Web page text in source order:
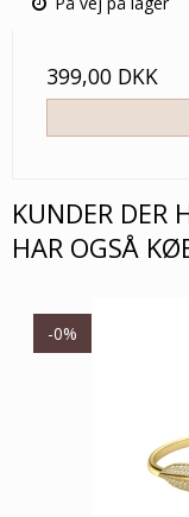
399,00 DKK
KUNDER DER
HAR OGSÅ
-0%